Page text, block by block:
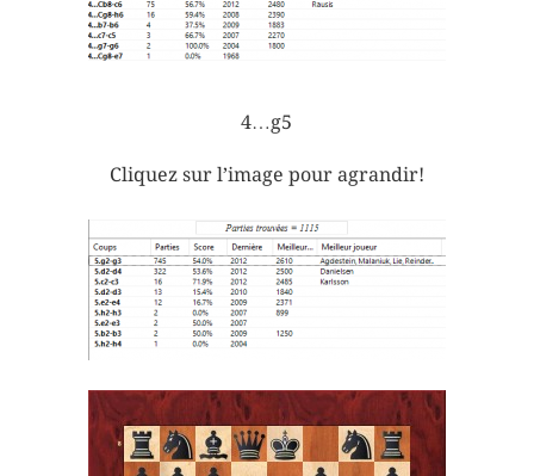
4…g5
Cliquez sur l’image pour agrandir!